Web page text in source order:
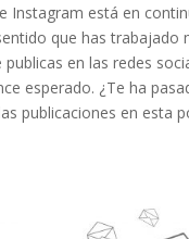
Instagram está en
que has trabajado
en las redes
esperado. ¿Te ha
publicaciones en esta